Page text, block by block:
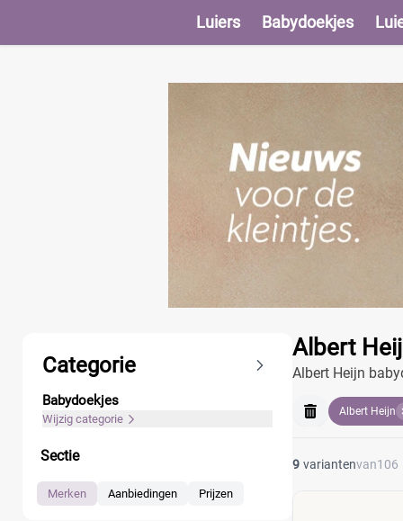
Luiers Babydoekjes
Categorie
Babydoekjes
Wijzig categorie
Sectie
Merken Aanbiedingen Prijzen
Albert
Albert Heijn
prijzen en
Producten
Albert Heijn
9 variantenvan106